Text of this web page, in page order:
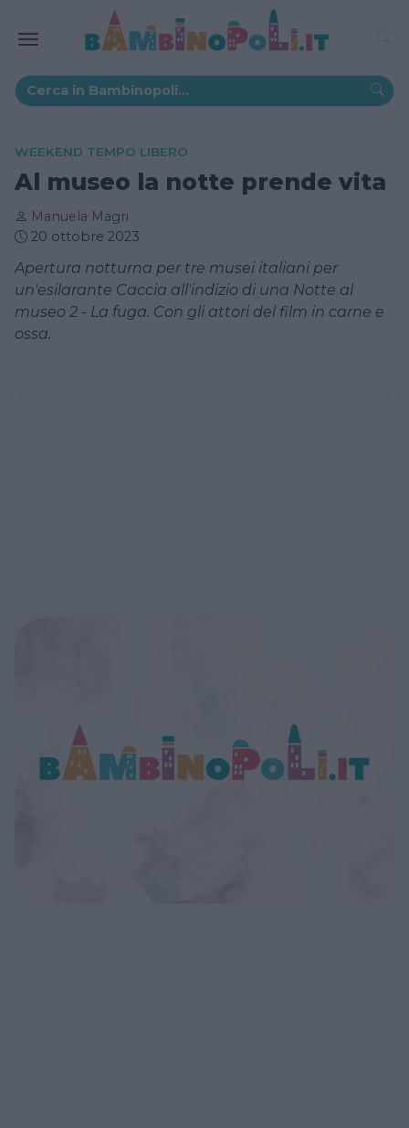
WEEKEND TEMPO LIBERO
Al museo la notte prende vita
Manuela Magri
20 ottobre 2023
Apertura notturna per tre musei italiani per
un'esilarante Caccia all'indizio di una Notte al
museo 2 - La fuga. Con gli attori del film in carne e
ossa.